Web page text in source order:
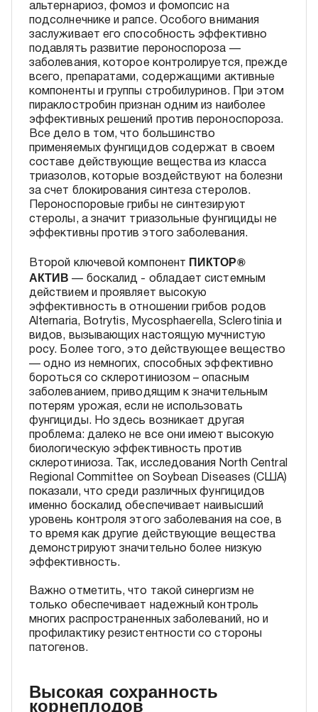
альтернариоз, фомоз и фомопсис на
подсолнечнике и рапсе. Особого внимания
заслуживает его способность эффективно
подавлять развитие пероноспороза —
заболевания, которое контролируется, прежде
всего, препаратами, содержащими активные
компоненты и группы стробилуринов. При этом
пираклостробин признан одним из наиболее
эффективных решений против пероноспороза.
Все дело в том, что большинство
применяемых фунгицидов содержат в своем
составе действующие вещества из класса
триазолов, которые воздействуют на болезни
за счет блокирования синтеза стеролов.
Пероноспоровые грибы не синтезируют
стеролы, а значит триазольные фунгициды не
эффективны против этого заболевания.
Второй ключевой компонент ПИКТОР®
АКТИВ — боскалид - обладает системным
действием и проявляет высокую
эффективность в отношении грибов родов
Alternaria, Botrytis, Mycosphaerella, Sclerotinia и
видов, вызывающих настоящую мучнистую
росу. Более того, это действующее вещество
— одно из немногих, способных эффективно
бороться со склеротиниозом – опасным
заболеванием, приводящим к значительным
потерям урожая, если не использовать
фунгициды. Но здесь возникает другая
проблема: далеко не все они имеют высокую
биологическую эффективность против
склеротиниоза. Так, исследования North Central
Regional Committee on Soybean Diseases (США)
показали, что среди различных фунгицидов
именно боскалид обеспечивает наивысший
уровень контроля этого заболевания на сое, в
то время как другие действующие вещества
демонстрируют значительно более низкую
эффективность.
Важно отметить, что такой синергизм не
только обеспечивает надежный контроль
многих распространенных заболеваний, но и
профилактику резистентности со стороны
патогенов.
Высокая сохранность
корнеплодов